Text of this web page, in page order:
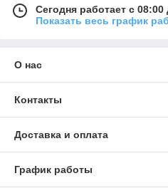
Сегодня работает с 08:00
Показать весь график
О нас
Контакты
Доставка и оплата
График работы